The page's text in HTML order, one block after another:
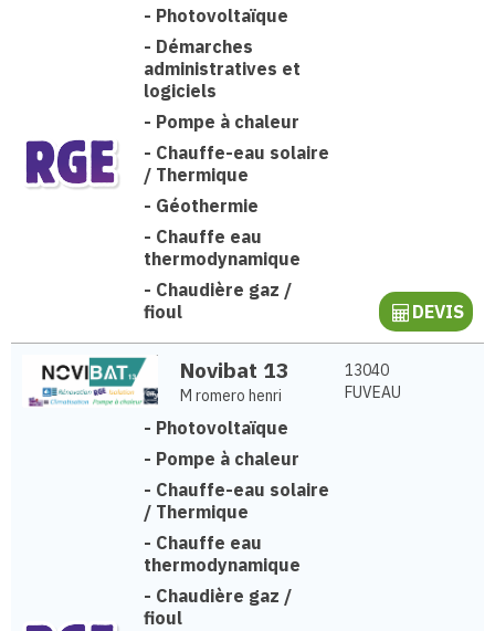
- Photovoltaïque
- Démarches
administratives et
logiciels
- Pompe à chaleur
- Chauffe-eau solaire
/ Thermique
- Géothermie
- Chauffe eau
thermodynamique
- Chaudière gaz /
fioul
DEVIS
Novibat 13
M romero henri
13040
FUVEAU
- Photovoltaïque
- Pompe à chaleur
- Chauffe-eau solaire
/ Thermique
- Chauffe eau
thermodynamique
- Chaudière gaz /
fioul